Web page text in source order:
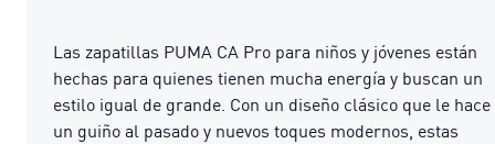
Las zapatillas PUMA CA Pro para niños y jóvenes están
hechas para quienes tienen mucha energía y buscan un
estilo igual de grande. Con un diseño clásico que le hace
un guiño al pasado y nuevos toques modernos, estas